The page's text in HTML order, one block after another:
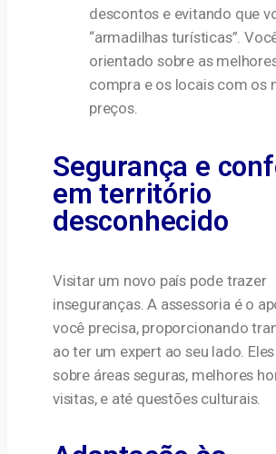
descontos e evitando que
“armadilhas turísticas”.
orientado sobre as
compra e os locais com os
preços.
Segurança e
em território
desconhecido
Visitar um novo país pode trazer
inseguranças. A assessoria é o
você precisa, proporcionando
ao ter um expert ao seu lado.
sobre áreas seguras, melhores
visitas, e até questões culturais.